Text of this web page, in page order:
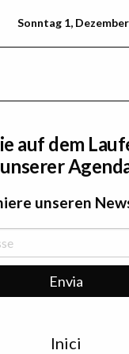
Sonntag 1,
auf dem
unserer
unseren
Inici